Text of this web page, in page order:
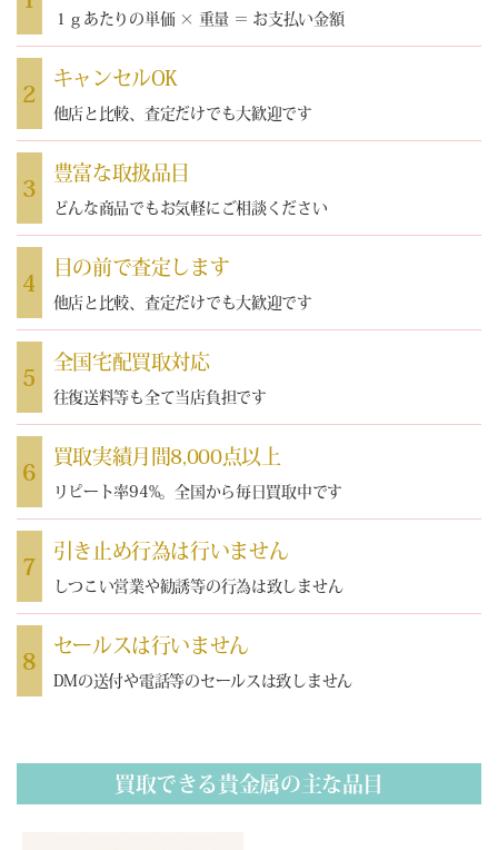
１ｇあたりの単価 × 重量 ＝ お支払い金額
2
キャンセルOK
他店と比較、査定だけでも大歓迎です
3
豊富な取扱品目
どんな商品でもお気軽にご相談ください
4
目の前で査定します
他店と比較、査定だけでも大歓迎です
5
全国宅配買取対応
往復送料等も全て当店負担です
6
買取実績月間8,000点以上
リピート率94%。全国から毎日買取中です
7
引き止め行為は行いません
しつこい営業や勧誘等の行為は致しません
8
セールスは行いません
DMの送付や電話等のセールスは致しません
買取できる貴金属の主な品目